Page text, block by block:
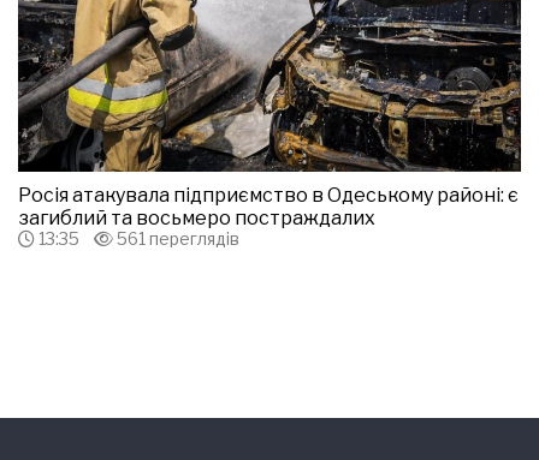
Росія атакувала підприємство в Одеському районі: є
загиблий та восьмеро постраждалих
13:35 561 переглядів